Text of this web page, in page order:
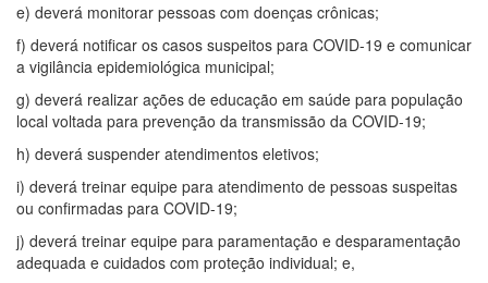
e) deverá monitorar pessoas com doenças crônicas;
f) deverá notificar os casos suspeitos para COVID-19 e comunicar
a vigilância epidemiológica municipal;
g) deverá realizar ações de educação em saúde para população
local voltada para prevenção da transmissão da COVID-19;
h) deverá suspender atendimentos eletivos;
i) deverá treinar equipe para atendimento de pessoas suspeitas
ou confirmadas para COVID-19;
j) deverá treinar equipe para paramentação e desparamentação
adequada e cuidados com proteção individual; e,